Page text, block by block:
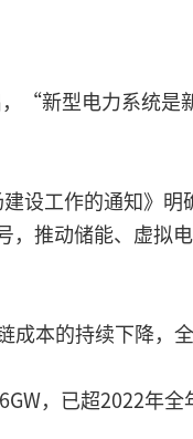
“新型电力系统是
设工作的通知》
推动储能、虚拟
本的持续下降，
，已超2022年